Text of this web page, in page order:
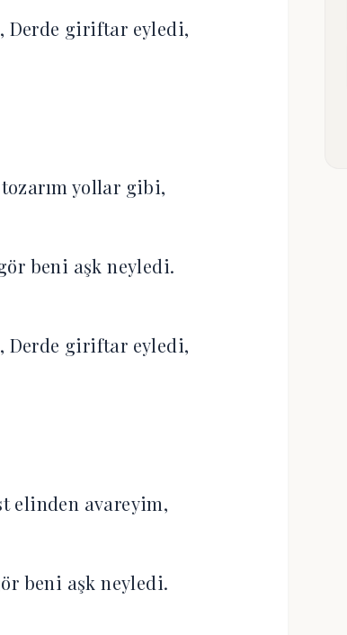
Derde giriftar eyledi,
yollar gibi,
beni aşk neyledi.
Derde giriftar eyledi,
elinden avareyim,
beni aşk neyledi.